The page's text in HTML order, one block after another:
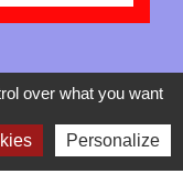
over what you want
Personalize